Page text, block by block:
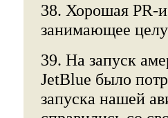
38. Хорошая PR-
занимающее
39. На запуск
JetBlue было
запуска нашей